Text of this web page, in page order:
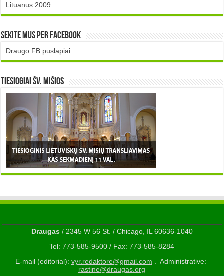
Lituanus 2009
Sekite mus per Facebook
Draugo FB puslapiai
TIESIOGIAI šv. MIŠIOS
Draugas/ 2345 W 56 St. / Chicago, IL 60636-1040
Tel: 773-585-9500 / Fax: 773-585-8284
E-mail (editorial): vyr.redaktore@gmail.com . Administrative:
rastine@draugas.org